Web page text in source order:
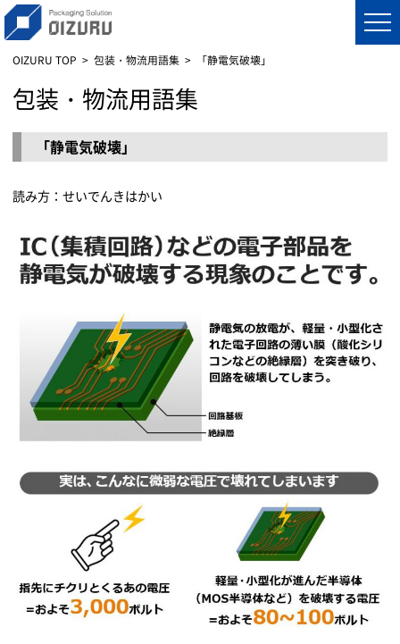
OIZURU TOP 包装・物流用語集 「静電気破壊」
包装・物流用語集
「静電気破壊」
読み方：せいでんきはかい